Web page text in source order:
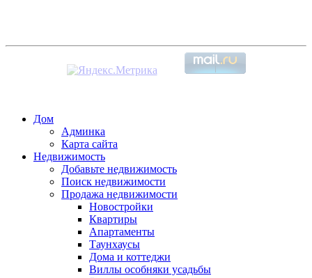
Дом
Админка
Карта сайта
Недвижимость
Добавьте недвижимость
Поиск недвижимости
Продажа недвижимости
Новостройки
Квартиры
Апартаменты
Таунхаусы
Дома и коттеджи
Виллы особняки усадьбы